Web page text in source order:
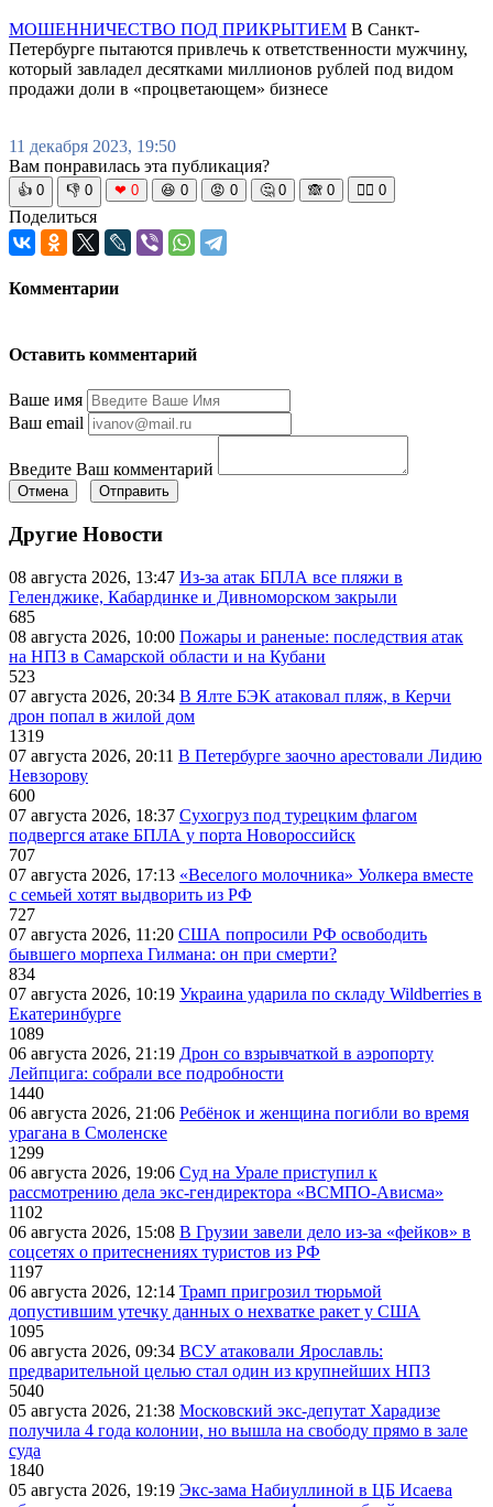
МОШЕННИЧЕСТВО ПОД ПРИКРЫТИЕМ В Санкт-
Петербурге пытаются привлечь к ответственности мужчину,
который завладел десятками миллионов рублей под видом
продажи доли в «процветающем» бизнесе
11 декабря 2023, 19:50
Вам понравилась эта публикация?
👍 0 👎 0 ❤ 0 😆 0 😡 0 🤔 0 🙈 0 🧘‍♀️ 0
Поделиться
Комментарии
Оставить комментарий
Ваше имя
Ваш email
Введите Ваш комментарий
Отмена Отправить
Другие Новости
08 августа 2026, 13:47 Из-за атак БПЛА все пляжи в
Геленджике, Кабардинке и Дивноморском закрыли
685
08 августа 2026, 10:00 Пожары и раненые: последствия атак
на НПЗ в Самарской области и на Кубани
523
07 августа 2026, 20:34 В Ялте БЭК атаковал пляж, в Керчи
дрон попал в жилой дом
1319
07 августа 2026, 20:11 В Петербурге заочно арестовали Лидию
Невзорову
600
07 августа 2026, 18:37 Сухогруз под турецким флагом
подвергся атаке БПЛА у порта Новороссийск
707
07 августа 2026, 17:13 «Веселого молочника» Уолкера вместе
с семьей хотят выдворить из РФ
727
07 августа 2026, 11:20 США попросили РФ освободить
бывшего морпеха Гилмана: он при смерти?
834
07 августа 2026, 10:19 Украина ударила по складу Wildberries в
Екатеринбурге
1089
06 августа 2026, 21:19 Дрон со взрывчаткой в аэропорту
Лейпцига: собрали все подробности
1440
06 августа 2026, 21:06 Ребёнок и женщина погибли во время
урагана в Смоленске
1299
06 августа 2026, 19:06 Суд на Урале приступил к
рассмотрению дела экс-гендиректора «ВСМПО-Ависма»
1102
06 августа 2026, 15:08 В Грузии завели дело из-за «фейков» в
соцсетях о притеснениях туристов из РФ
1197
06 августа 2026, 12:14 Трамп пригрозил тюрьмой
допустившим утечку данных о нехватке ракет у США
1095
06 августа 2026, 09:34 ВСУ атаковали Ярославль:
предварительной целью стал один из крупнейших НПЗ
5040
05 августа 2026, 21:38 Московский экс-депутат Харадизе
получила 4 года колонии, но вышла на свободу прямо в зале
суда
1840
05 августа 2026, 19:19 Экс-зама Набиуллиной в ЦБ Исаева